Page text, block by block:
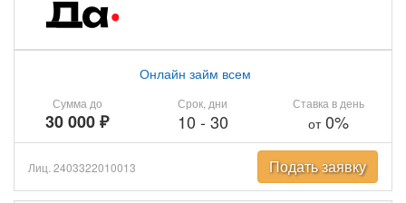
Сумма до
30 000 ₽
Онлайн займ всем
Срок, дни
10 - 30
Ставка в день
от0%
Лиц. 2403322010013 Подать заявку